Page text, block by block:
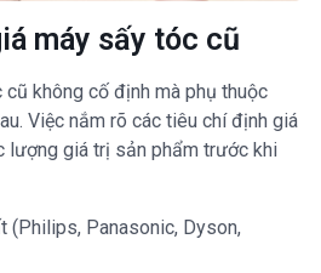
máy sấy tóc cũ
cũ không cố định mà phụ thuộc
Việc nắm rõ các tiêu chí định giá
lượng giá trị sản phẩm trước khi
(Philips, Panasonic, Dyson,